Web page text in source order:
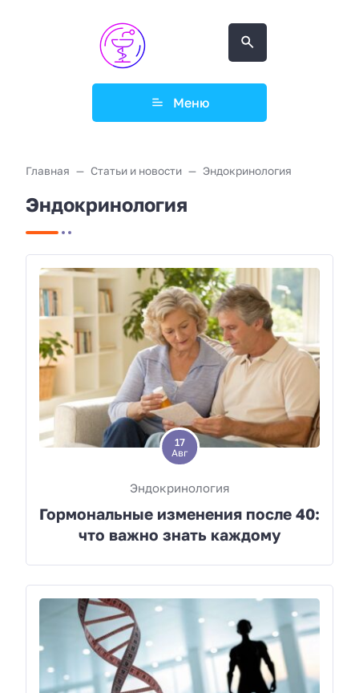
Меню
Главная Статьи и новости Эндокринология
Эндокринология
17
Авг
Эндокринология
Гормональные изменения после 40:
что важно знать каждому